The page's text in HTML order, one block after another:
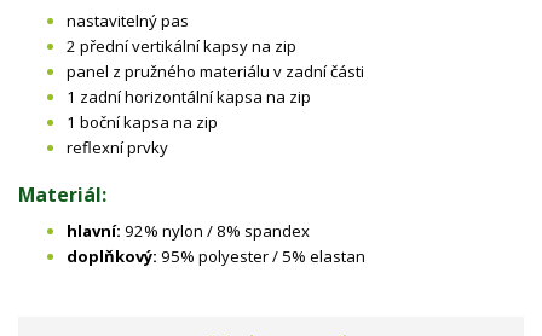
nastavitelný pas
2 přední vertikální kapsy na zip
panel z pružného materiálu v zadní části
1 zadní horizontální kapsa na zip
1 boční kapsa na zip
reflexní prvky
Materiál:
hlavní: 92% nylon / 8% spandex
doplňkový: 95% polyester / 5% elastan